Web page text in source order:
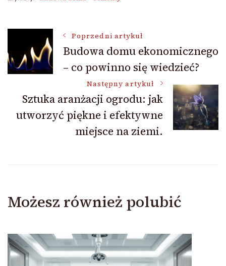
Nawigacja
wpisu
Poprzedni artykuł
Budowa domu ekonomicznego
– co powinno się wiedzieć?
Następny artykuł
Sztuka aranżacji ogrodu: jak
utworzyć piękne i efektywne
miejsce na ziemi.
Możesz również polubić